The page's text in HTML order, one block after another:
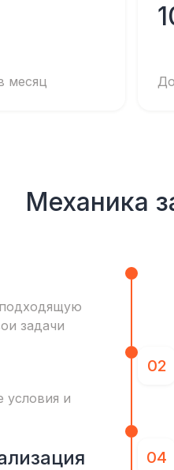
месяц
Механика
задачи
условия и
02
04